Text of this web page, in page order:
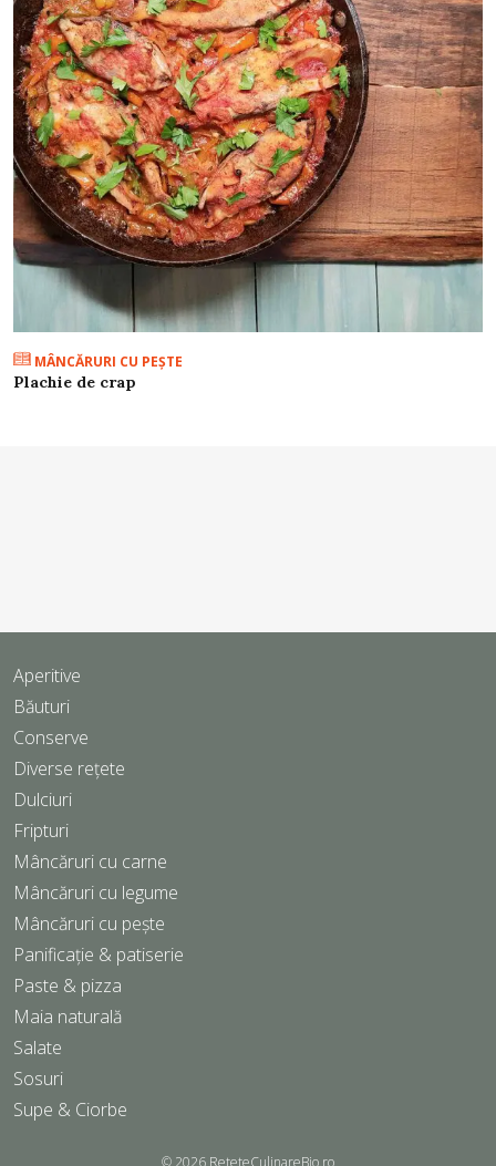
MÂNCĂRURI CU PEŞTE
Plachie de crap
Aperitive
Băuturi
Conserve
Diverse rețete
Dulciuri
Fripturi
Mâncăruri cu carne
Mâncăruri cu legume
Mâncăruri cu pește
Panificație & patiserie
Paste & pizza
Maia naturală
Salate
Sosuri
Supe & Ciorbe
© 2026 ReteteCulinareBio.ro